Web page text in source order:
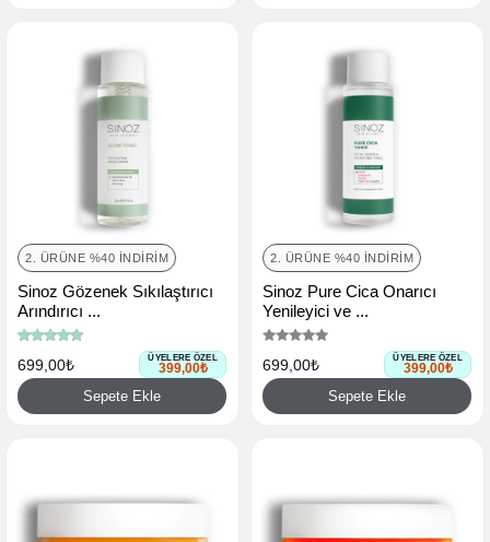
2. ÜRÜNE %40 İNDIRIM
Sinoz Gözenek Sıkılaştırıcı
Arındırıcı ...
699,00₺ ÜYELERE ÖZEL
399,00₺
Sepete Ekle
2. ÜRÜNE %40 İNDIRIM
Sinoz Pure Cica Onarıcı
Yenileyici ve ...
699,00₺ ÜYELERE ÖZEL
399,00₺
Sepete Ekle